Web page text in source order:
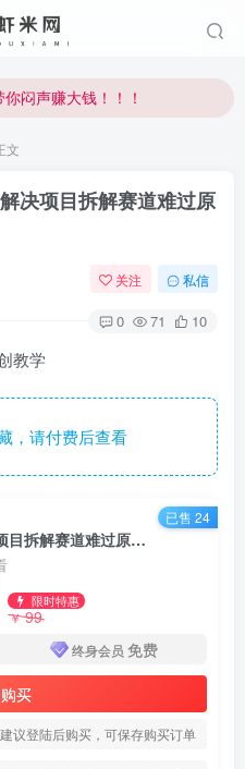
闷声赚大钱！！！
闷声赚大钱！！！
文
决项目拆解赛道难过原
关注 私信
0 71 10
教学
，请付费后查看
项目拆解百分百过原创，解决项目拆解赛道难过原创的问题
限时特惠
￥99
终身会员 免费
买
议登陆后购买，可保存购买订单
已售 24